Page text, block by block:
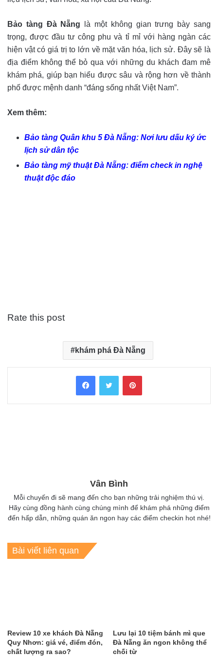
Bảo tàng Đà Nẵng là một không gian trưng bày sang
trọng, được đầu tư công phu và tỉ mỉ với hàng ngàn các
hiện vật có giá trị to lớn về mặt văn hóa, lịch sử. Đây sẽ là
địa điểm không thể bỏ qua với những du khách đam mê
khám phá, giúp bạn hiểu được sâu và rộng hơn về thành
phố được mệnh danh “đáng sống nhất Việt Nam”.
Xem thêm:
Bảo tàng Quân khu 5 Đà Nẵng: Nơi lưu dấu ký ức
lịch sử dân tộc
Bảo tàng mỹ thuật Đà Nẵng: điểm check in nghệ
thuật độc đáo
Rate this post
khám phá Đà Nẵng
FacebookTwitter Pinterest
Vân Bình
Mỗi chuyến đi sẽ mang đến cho bạn những trải nghiệm thú vị.
Hãy cùng đồng hành cùng chúng mình để khám phá những điểm
đến hấp dẫn, những quán ăn ngon hay các điểm checkin hot nhé!
Bài viết liên quan
Review 10 xe khách Đà Nẵng
Quy Nhơn: giá vé, điểm đón,
chất lượng ra sao?
Lưu lại 10 tiệm bánh mì que
Đà Nẵng ăn ngon không thể
chối từ